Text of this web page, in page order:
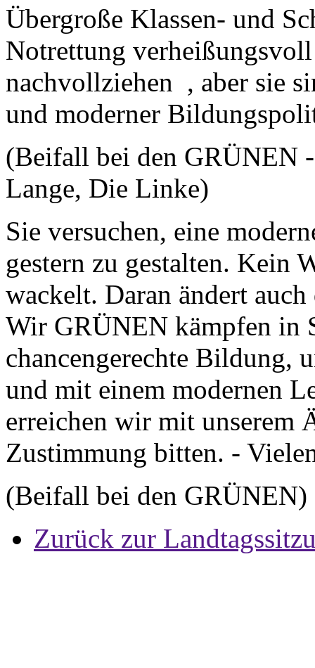
Übergroße Klassen- und
Notrettung
nachvollziehen , aber sie
und moderner
(Beifall bei den GRÜNEN
Lange, Die Linke)
Sie versuchen, eine
gestern zu gestalten. Kein
wackelt. Daran ändert
Wir GRÜNEN kämpfen in
chancengerechte Bildung,
und mit einem modernen
erreichen wir mit unserem
Zustimmung bitten. -
(Beifall bei den GRÜNEN)
Zurück zur